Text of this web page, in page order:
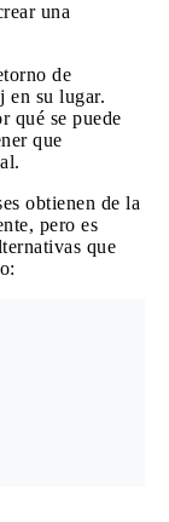
una
de
en su lugar.
qué se puede
que
obtienen de la
pero es
que